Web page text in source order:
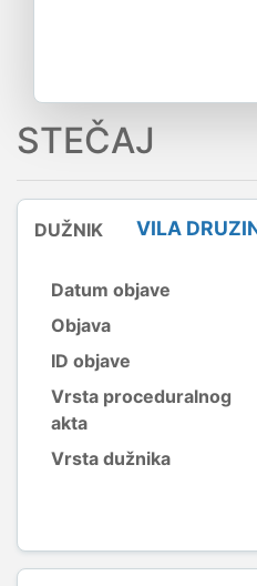
STEČAJ
DUŽNIK VILA
Datum objave
Objava
ID objave
Vrsta proceduralnog
akta
Vrsta dužnika